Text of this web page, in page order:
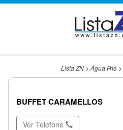
Lista ZN > Água Fria >
BUFFET CARAMELLOS
Ver Telefone